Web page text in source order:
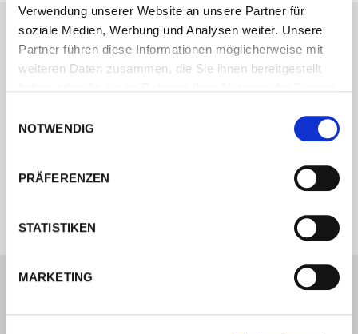
Verwendung unserer Website an unsere Partner für
soziale Medien, Werbung und Analysen weiter. Unsere
Partner führen diese Informationen möglicherweise mit
weiteren Daten zusammen, die Sie ihnen bereitgestellt
NOTWENDIG
PRÄFERENZEN
STATISTIKEN
MARKETING
Kontaktieren Sie uns über unser Online-
Formular und wir melden uns umgehend
available